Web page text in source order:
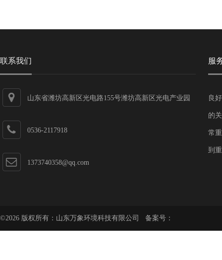
联系我们
山东省潍坊高新区光电路155号潍坊高新区光电产业园
0536-2117918
1373740358@qq.com
服
良
的
常
到
©2026 版权所有：山东万象环境科技有限公司 备案号：